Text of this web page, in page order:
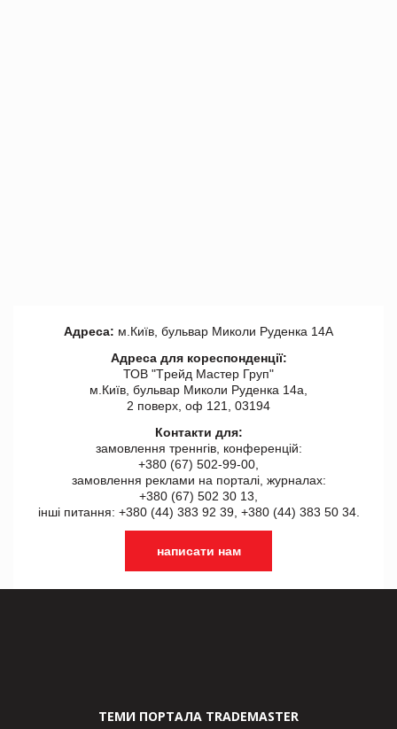
Адреса: м.Київ, бульвар Миколи Руденка 14А
Адреса для кореспонденції:
ТОВ "Tрейд Мастер Груп"
м.Київ, бульвар Миколи Руденка 14а,
2 поверх, оф 121, 03194
Контакти для:
замовлення треннгів, конференцій:
+380 (67) 502-99-00,
замовлення реклами на порталі, журналах:
+380 (67) 502 30 13,
інші питання: +380 (44) 383 92 39, +380 (44) 383 50 34.
написати нам
ТЕМИ ПОРТАЛА TRADEMASTER